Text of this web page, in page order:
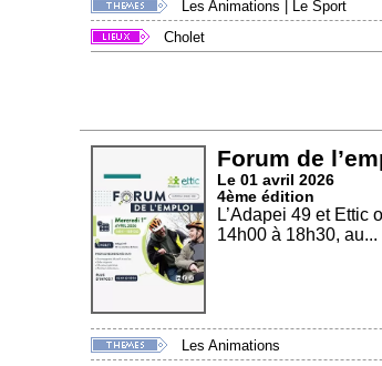
Les Animations
Le Sport
Cholet
Forum de
Le 01 avril 2026
4ème édition
L’Adapei 49 et Ettic
14h00 à 18h30, au...
Les Animations